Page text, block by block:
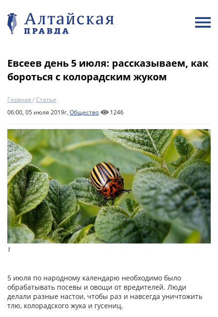
Евсеев день 5 июля: рассказываем, как
бороться с колорадским жуком
Главная /Статьи
06:00, 05 июля 2019г, Общество 1246
1
5 июля по народному календарю необходимо было
обрабатывать посевы и овощи от вредителей. Люди
делали разные настои, чтобы раз и навсегда уничтожить
тлю, колорадского жука и гусениц.